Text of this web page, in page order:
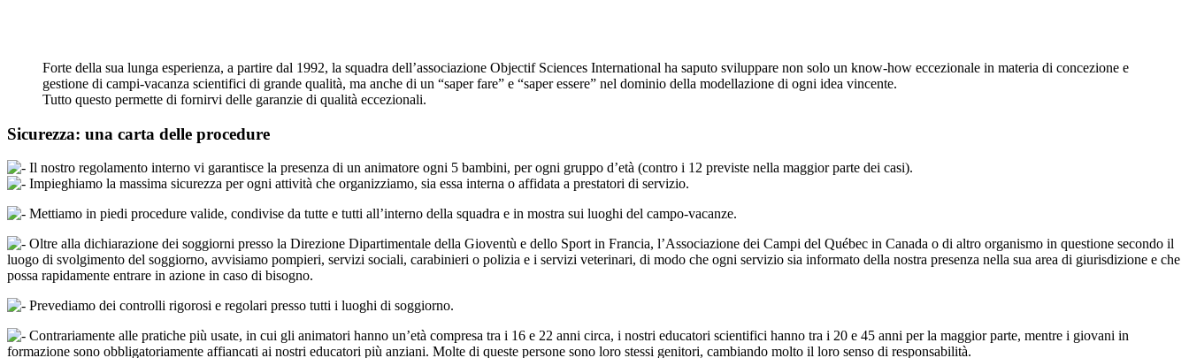
Forte della sua lunga esperienza, a partire dal 1992, la squadra dell’associazione Objectif Sciences International ha saputo sviluppare non solo un know-how eccezionale in materia di concezione e
gestione di campi-vacanza scientifici di grande qualità, ma anche di un “saper fare” e “saper essere” nel dominio della modellazione di ogni idea vincente.
Tutto questo permette di fornirvi delle garanzie di qualità eccezionali.
Sicurezza: una carta delle procedure
Il nostro regolamento interno vi garantisce la presenza di un animatore ogni 5 bambini, per ogni gruppo d’età (contro i 12 previste nella maggior parte dei casi).
Impieghiamo la massima sicurezza per ogni attività che organizziamo, sia essa interna o affidata a prestatori di servizio.
Mettiamo in piedi procedure valide, condivise da tutte e tutti all’interno della squadra e in mostra sui luoghi del campo-vacanze.
Oltre alla dichiarazione dei soggiorni presso la Direzione Dipartimentale della Gioventù e dello Sport in Francia, l’Associazione dei Campi del Québec in Canada o di altro organismo in questione secondo il
luogo di svolgimento del soggiorno, avvisiamo pompieri, servizi sociali, carabinieri o polizia e i servizi veterinari, di modo che ogni servizio sia informato della nostra presenza nella sua area di giurisdizione e che
possa rapidamente entrare in azione in caso di bisogno.
Prevediamo dei controlli rigorosi e regolari presso tutti i luoghi di soggiorno.
Contrariamente alle pratiche più usate, in cui gli animatori hanno un’età compresa tra i 16 e 22 anni circa, i nostri educatori scientifici hanno tra i 20 e 45 anni per la maggior parte, mentre i giovani in
formazione sono obbligatoriamente affiancati ai nostri educatori più anziani. Molte di queste persone sono loro stessi genitori, cambiando molto il loro senso di responsabilità.